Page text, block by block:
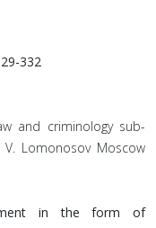
332
and criminology sub-
Lomonosov Moscow
in the form of